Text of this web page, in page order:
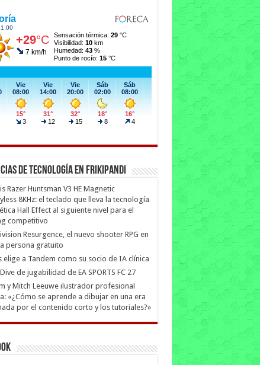
de Tecnología en Frikipandi
Razer Huntsman V3 HE Magnetic
8KHz: el teclado que lleva la tecnología
Hall Effect al siguiente nivel para el
competitivo
Resurgence, el nuevo shooter RPG en
persona gratuito
elige a Tandem como su socio de IA clínica
de jugabilidad de EA SPORTS FC 27
y Mitch Leeuwe ilustrador profesional
«¿Cómo se aprende a dibujar en una era
por el contenido corto y los tutoriales?»